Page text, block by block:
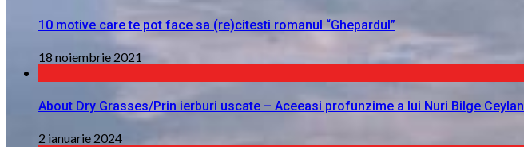
10 motive care te pot face sa (re)citesti romanul “Ghepardul”
18 noiembrie 2021
About Dry Grasses/Prin ierburi uscate – Aceeasi profunzime a lui Nuri Bilge Ceylan
2 ianuarie 2024